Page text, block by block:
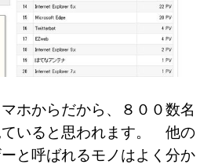
ホからだから、８００数名
ていると思われます。 他の
と呼ばれるモノはよく分か